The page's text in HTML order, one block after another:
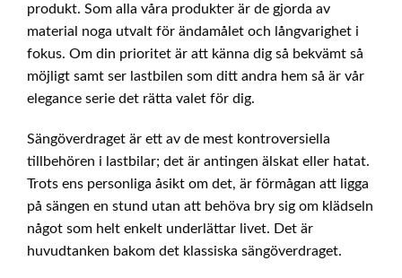
produkt. Som alla våra produkter är de gjorda av
material noga utvalt för ändamålet och långvarighet i
fokus. Om din prioritet är att känna dig så bekvämt så
möjligt samt ser lastbilen som ditt andra hem så är vår
elegance serie det rätta valet för dig.
Sängöverdraget är ett av de mest kontroversiella
tillbehören i lastbilar; det är antingen älskat eller hatat.
Trots ens personliga åsikt om det, är förmågan att ligga
på sängen en stund utan att behöva bry sig om klädseln
något som helt enkelt underlättar livet. Det är
huvudtanken bakom det klassiska sängöverdraget.